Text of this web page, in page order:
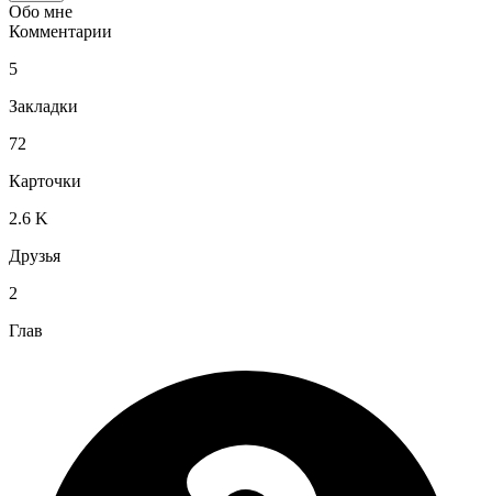
Обо мне
Комментарии
5
Закладки
72
Карточки
2.6 K
Друзья
2
Глав